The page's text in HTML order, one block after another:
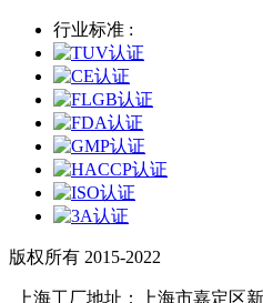
行业标准 :
版权所有 2015-2022
上海工厂地址：上海市嘉定区